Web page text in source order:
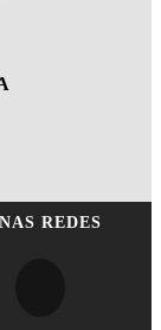
NAS REDES